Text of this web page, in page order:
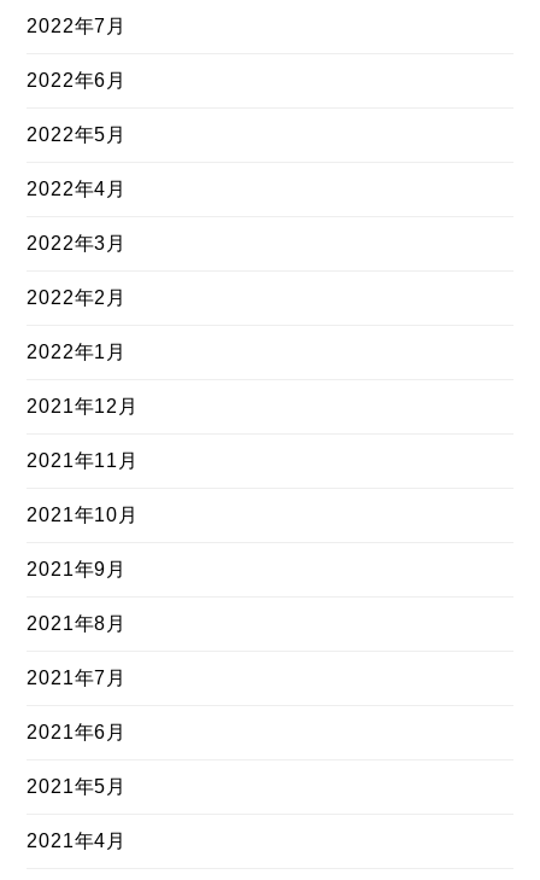
2022年7月
2022年6月
2022年5月
2022年4月
2022年3月
2022年2月
2022年1月
2021年12月
2021年11月
2021年10月
2021年9月
2021年8月
2021年7月
2021年6月
2021年5月
2021年4月